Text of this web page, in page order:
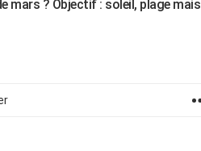
mars ? Objectif : soleil, plage mais